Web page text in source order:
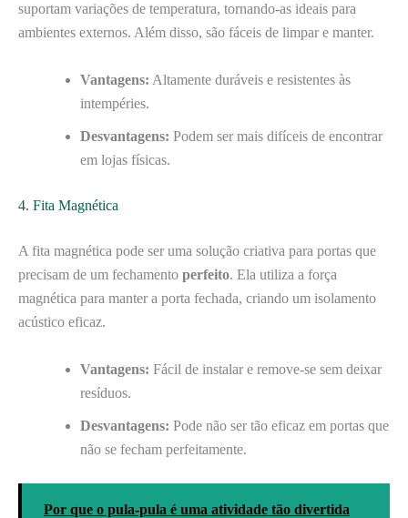
suportam variações de temperatura, tornando-as ideais para
ambientes externos. Além disso, são fáceis de limpar e manter.
Vantagens: Altamente duráveis e resistentes às
intempéries.
Desvantagens: Podem ser mais difíceis de encontrar
em lojas físicas.
4. Fita Magnética
A fita magnética pode ser uma solução criativa para portas que
precisam de um fechamento perfeito. Ela utiliza a força
magnética para manter a porta fechada, criando um isolamento
acústico eficaz.
Vantagens: Fácil de instalar e remove-se sem deixar
resíduos.
Desvantagens: Pode não ser tão eficaz em portas que
não se fecham perfeitamente.
Por que o pula-pula é uma atividade tão divertida